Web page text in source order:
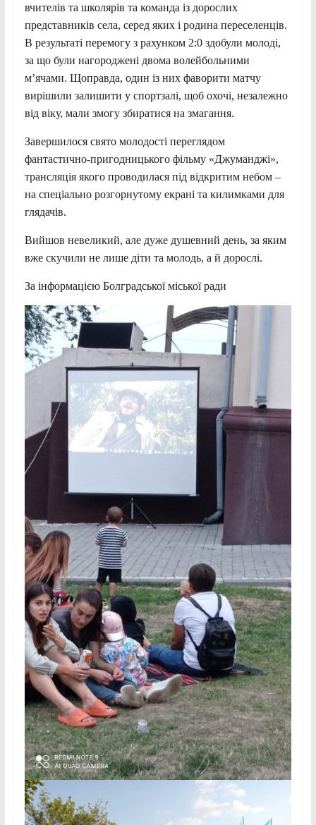
вчителів та школярів та команда із дорослих
представників села, серед яких і родина переселенців.
В результаті перемогу з рахунком 2:0 здобули молоді,
за що були нагороджені двома волейбольними
м’ячами. Щоправда, один із них фаворити матчу
вирішили залишити у спортзалі, щоб охочі, незалежно
від віку, мали змогу збиратися на змагання.
Завершилося свято молодості переглядом
фантастично-пригодницького фільму «Джуманджі»,
трансляція якого проводилася під відкритим небом –
на спеціально розгорнутому екрані та килимками для
глядачів.
Вийшов невеликий, але дуже душевний день, за яким
вже скучили не лише діти та молодь, а й дорослі.
За інформацією Болградської міської ради